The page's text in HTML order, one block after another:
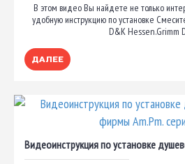
В этом видео Вы найдете не только
удобную инструкцию по установке
D&K Hessen.Grimm
ДАЛЕЕ